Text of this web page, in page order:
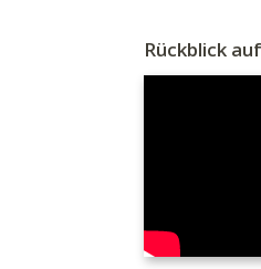
Rückblick